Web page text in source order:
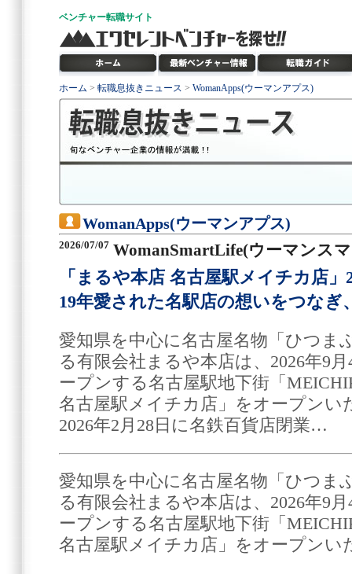
ベンチャー転職サイト
ホーム > 転職息抜きニュース > WomanApps(ウーマンアプス)
WomanApps(ウーマンアプス)
2026/07/07 WomanSmartLife(ウーマンス
「まるや本店 名古屋駅メイチカ店
19年愛された名駅店の想いをつなぎ
愛知県を中心に名古屋名物「ひつま
る有限会社まるや本店は、2026年9
ープンする名古屋駅地下街「
名古屋駅メイチカ店」をオープンい
2026年2月28日に名鉄百貨店閉業…
愛知県を中心に名古屋名物「ひつま
る有限会社まるや本店は、2026年9
ープンする名古屋駅地下街「
名古屋駅メイチカ店」をオープンい